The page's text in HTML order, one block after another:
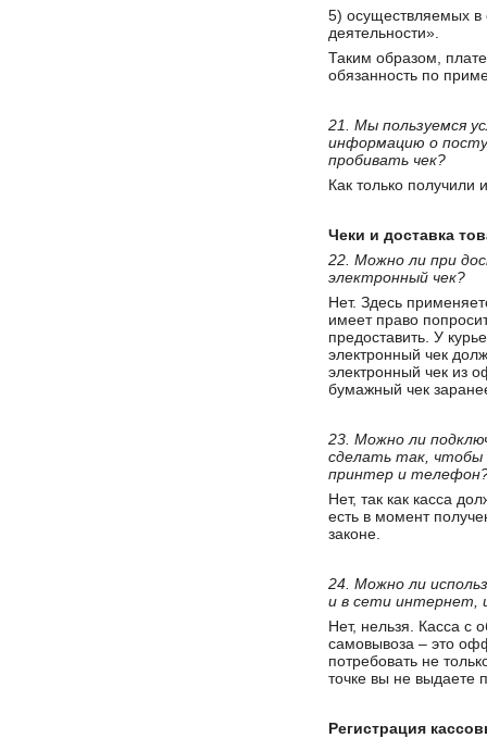
5) осуществляемых в
деятельности».
Таким образом,
обязанность по
21. Мы пользуемся
информацию о
пробивать чек?
Как только
Чеки и доставка
22. Можно ли при
электронный чек?
Нет. Здесь
имеет право
предоставить. У
электронный чек
электронный чек из
бумажный чек
23. Можно ли
сделать так, чтобы
принтер и
Нет, так как касса
есть в момент
законе.
24. Можно ли
и в сети интернет,
Нет, нельзя. Касса с
самовывоза – это
потребовать не
точке вы не выдаете
Регистрация